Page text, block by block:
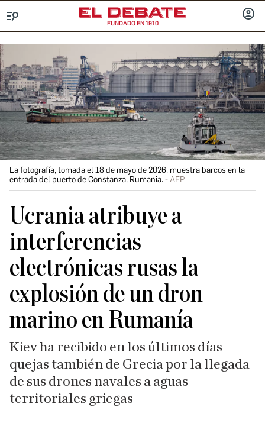
FUNDADO EN 1910
La fotografía, tomada el 18 de mayo de 2026, muestra barcos en la
entrada del puerto de Constanza, Rumania.
AFP
Ucrania atribuye a
interferencias
electrónicas rusas la
explosión de un dron
marino en Rumanía
Kiev ha recibido en los últimos días
quejas también de Grecia por la llegada
de sus drones navales a aguas
territoriales griegas